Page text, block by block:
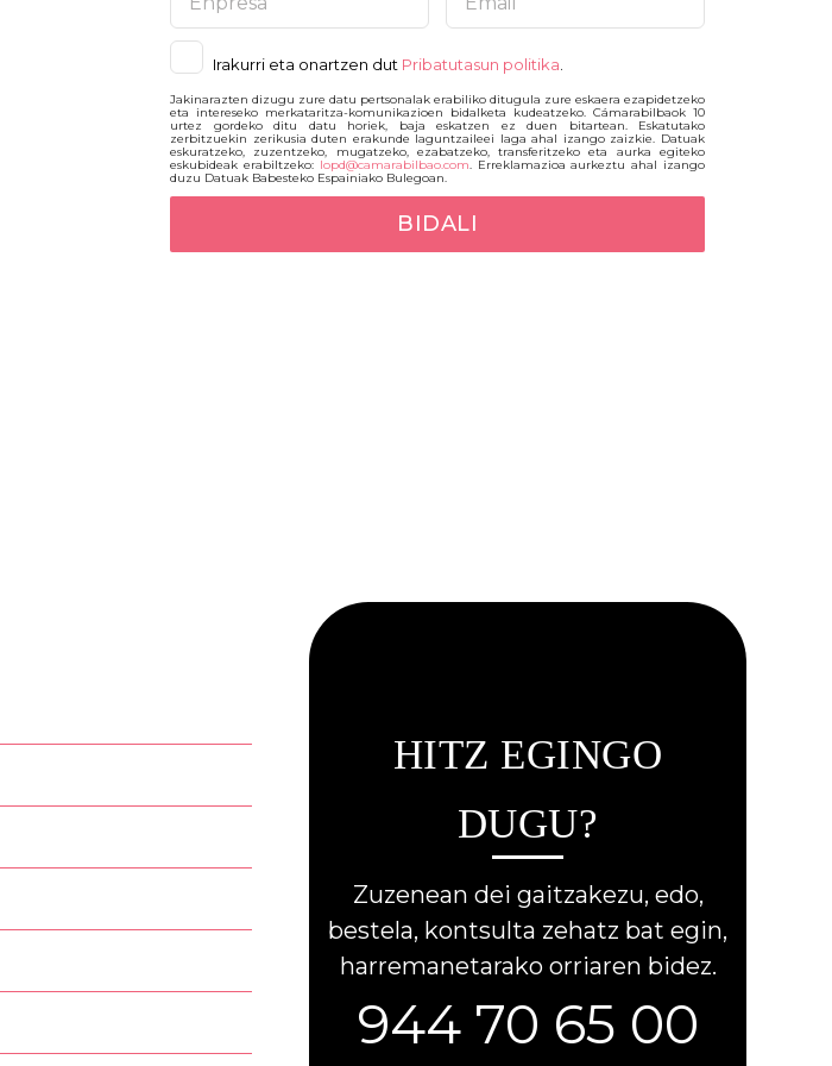
Irakurri eta onartzen dut Pribatutasun politika
Jakinarazten dizugu zure datu pertsonalak erabiliko ditugula zure eskaera ezapidetzeko
eta intereseko merkataritza-komunikazioen bidalketa kudeatzeko. Cámarabilbaok 10
urtez gordeko ditu datu horiek, baja eskatzen ez duen bitartean. Eskatutako
zerbitzuekin zerikusia duten erakunde laguntzaileei laga ahal izango zaizkie. Datuak
eskuratzeko, zuzentzeko, mugatzeko, ezabatzeko, transferitzeko eta aurka egiteko
eskubideak erabiltzeko: lopd@camarabilbao.com. Erreklamazioa aurkeztu ahal izango
duzu Datuak Babesteko Espainiako Bulegoan.
HITZ EGINGO
DUGU?
Zuzenean dei gaitzakezu, edo,
bestela, kontsulta zehatz bat egin,
harremanetarako orriaren bidez.
944 70 65 00